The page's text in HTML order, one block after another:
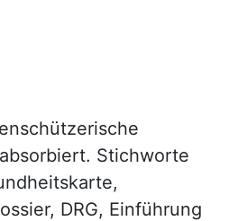
Stichworte
DRG, Einführung